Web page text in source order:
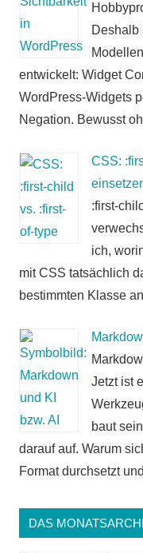
Deshalb
entwickelt: Widget
WordPress-Widgets
Negation. Bewusst
CSS:
:first-
ich,
mit CSS tatsächlich
bestimmten Klasse
Jetzt ist
baut
darauf auf. Warum
Format durchsetzt
DAS